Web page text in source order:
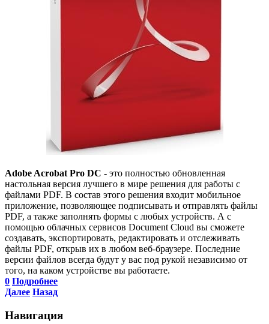
Adobe Acrobat Pro DC - это полностью обновленная
настольная версия лучшего в мире решения для работы с
файлами PDF. В состав этого решения входит мобильное
приложение, позволяющее подписывать и отправлять файлы
PDF, а также заполнять формы с любых устройств. А с
помощью облачных сервисов Document Cloud вы сможете
создавать, экспортировать, редактировать и отслеживать
файлы PDF, открыв их в любом веб-браузере. Последние
версии файлов всегда будут у вас под рукой независимо от
того, на каком устройстве вы работаете.
0 Подробнее
Далее Назад
Навигация